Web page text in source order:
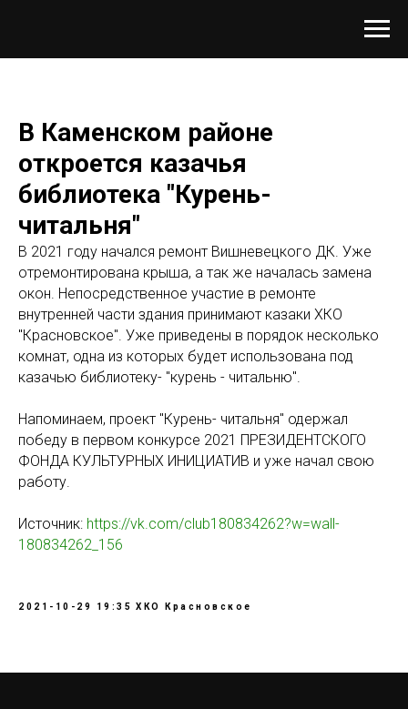
В Каменском районе
откроется казачья
библиотека "Курень-
читальня"
В 2021 году начался ремонт Вишневецкого ДК. Уже
отремонтирована крыша, а так же началась замена
окон. Непосредственное участие в ремонте
внутренней части здания принимают казаки ХКО
"Красновское". Уже приведены в порядок несколько
комнат, одна из которых будет использована под
казачью библиотеку- "курень - читальню".
Напоминаем, проект "Курень- читальня" одержал
победу в первом конкурсе 2021 ПРЕЗИДЕНТСКОГО
ФОНДА КУЛЬТУРНЫХ ИНИЦИАТИВ и уже начал свою
работу.
Источник: https://vk.com/club180834262?w=wall-
180834262_156
2021-10-29 19:35 ХКО Красновское